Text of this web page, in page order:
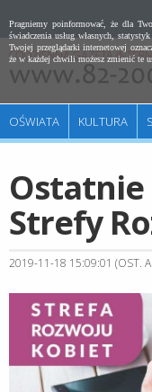
Pragniemy poinformować, że dla
świadczenia usług własnych,
Twojej przeglądarki internetowej
że w każdej chwili możesz zmienić te
OŚWIATA KULTURA
Strefy
2019-11-18 15:09:01 (OST.